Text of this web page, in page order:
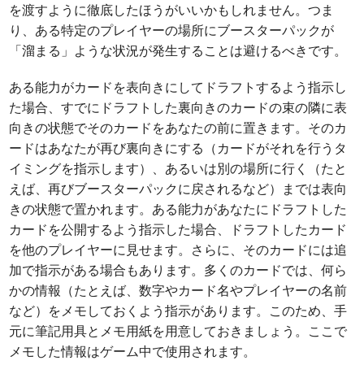
を渡すように徹底したほうがいいかもしれません。つま
り、ある特定のプレイヤーの場所にブースターパックが
「溜まる」ような状況が発生することは避けるべきです。
ある能力がカードを表向きにしてドラフトするよう指示し
た場合、すでにドラフトした裏向きのカードの束の隣に表
向きの状態でそのカードをあなたの前に置きます。そのカ
ードはあなたが再び裏向きにする（カードがそれを行うタ
イミングを指示します）、あるいは別の場所に行く（たと
えば、再びブースターパックに戻されるなど）までは表向
きの状態で置かれます。ある能力があなたにドラフトした
カードを公開するよう指示した場合、ドラフトしたカード
を他のプレイヤーに見せます。さらに、そのカードには追
加で指示がある場合もあります。多くのカードでは、何ら
かの情報（たとえば、数字やカード名やプレイヤーの名前
など）をメモしておくよう指示があります。このため、手
元に筆記用具とメモ用紙を用意しておきましょう。ここで
メモした情報はゲーム中で使用されます。